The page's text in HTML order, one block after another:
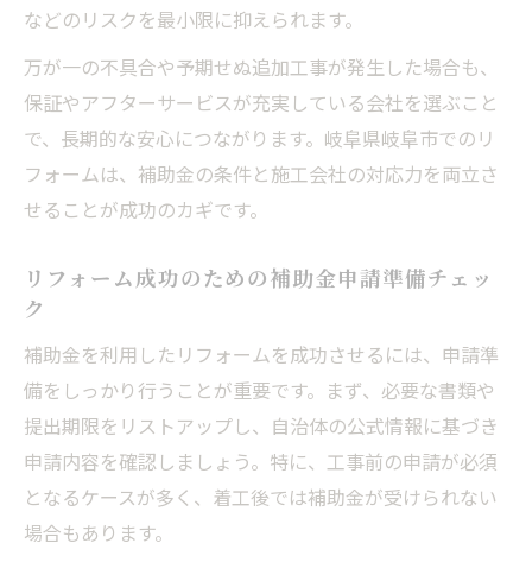
などのリスクを最小限に抑えられます。
万が一の不具合や予期せぬ追加工事が発生した場合も、
保証やアフターサービスが充実している会社を選ぶこと
で、長期的な安心につながります。岐阜県岐阜市でのリ
フォームは、補助金の条件と施工会社の対応力を両立さ
せることが成功のカギです。
リフォーム成功のための補助金申請準備チェッ
ク
補助金を利用したリフォームを成功させるには、申請準
備をしっかり行うことが重要です。まず、必要な書類や
提出期限をリストアップし、自治体の公式情報に基づき
申請内容を確認しましょう。特に、工事前の申請が必須
となるケースが多く、着工後では補助金が受けられない
場合もあります。